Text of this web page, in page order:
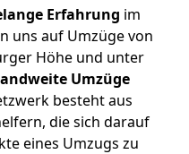
Erfahrung im
uns auf Umzüge von
Höhe und unter
Umzüge
besteht aus
die sich darauf
eines Umzugs zu